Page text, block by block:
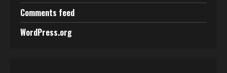
Comments feed
WordPress.org